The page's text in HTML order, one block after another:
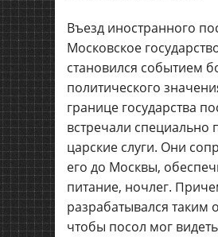
Въезд иностранного
Московское
становился событием
политического
границе государства
встречали специально
царские слуги. Они
его до Москвы,
питание, ночлег.
разрабатывался таким
чтобы посол мог видеть